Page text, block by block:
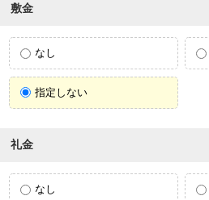
敷金
なし
指定しない
礼金
なし